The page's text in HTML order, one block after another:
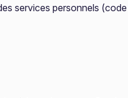
services personnels